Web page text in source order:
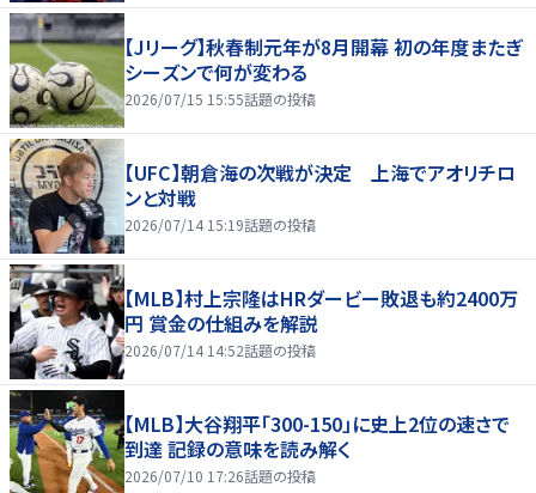
【Jリーグ】秋春制元年が8月開幕 初の年度またぎ
シーズンで何が変わる
2026/07/15 15:55話題の投稿
【UFC】朝倉海の次戦が決定 上海でアオリチロ
ンと対戦
2026/07/14 15:19話題の投稿
【MLB】村上宗隆はHRダービー敗退も約2400万
円 賞金の仕組みを解説
2026/07/14 14:52話題の投稿
【MLB】大谷翔平「300-150」に史上2位の速さで
到達 記録の意味を読み解く
2026/07/10 17:26話題の投稿